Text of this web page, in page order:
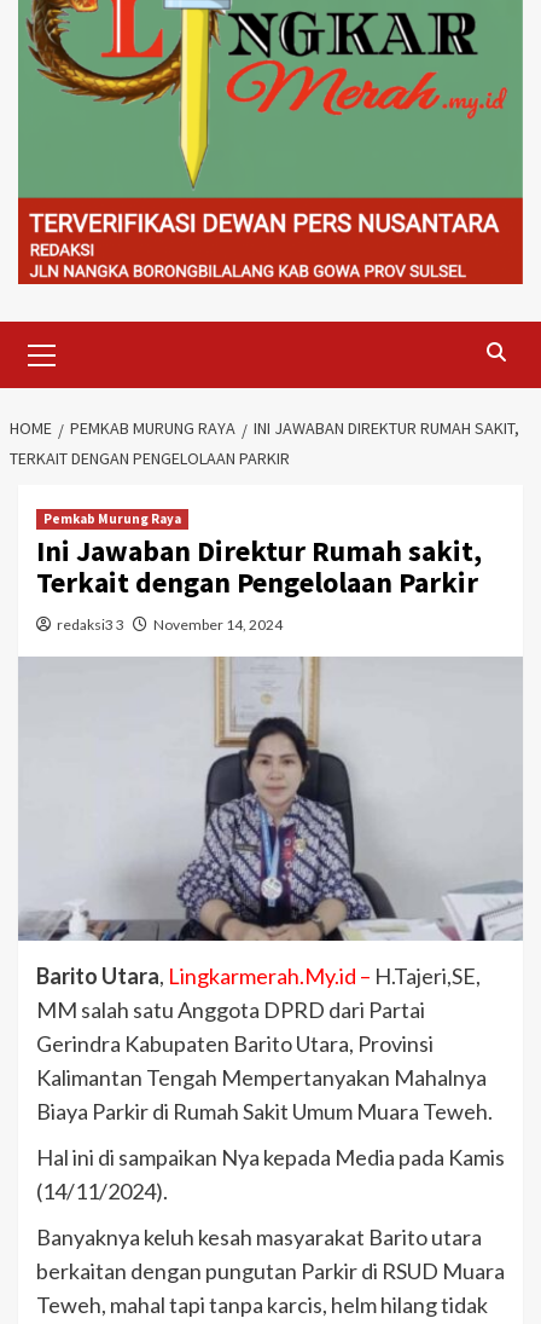
Menu
HOME PEMKAB MURUNG RAYA
INI JAWABAN DIREKTUR RUMAH SAKIT,
TERKAIT DENGAN PENGELOLAAN PARKIR
Pemkab Murung Raya
Ini Jawaban Direktur Rumah sakit,
Terkait dengan Pengelolaan Parkir
redaksi3 3 November 14, 2024
Barito Utara, Lingkarmerah.My.id – H.Tajeri,SE,
MM salah satu Anggota DPRD dari Partai
Gerindra Kabupaten Barito Utara, Provinsi
Kalimantan Tengah Mempertanyakan Mahalnya
Biaya Parkir di Rumah Sakit Umum Muara Teweh.
Hal ini di sampaikan Nya kepada Media pada Kamis
(14/11/2024).
Banyaknya keluh kesah masyarakat Barito utara
berkaitan dengan pungutan Parkir di RSUD Muara
Teweh, mahal tapi tanpa karcis, helm hilang tidak